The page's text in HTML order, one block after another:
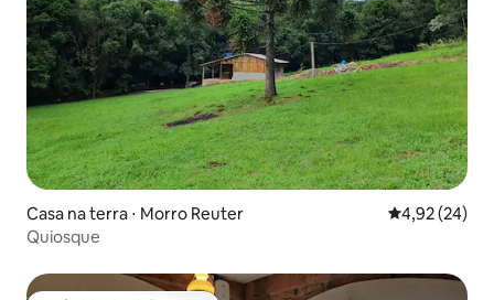
Casa na terra ⋅ Morro Reuter 4,92 de uma
4,92 (24)
Quiosque